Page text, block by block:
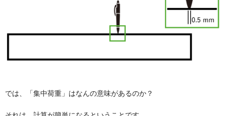
では、「集中荷重」はなんの意味があるのか？